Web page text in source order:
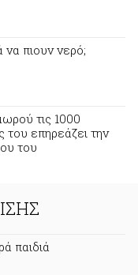
πιουν νερό;
τις 1000
επηρεάζει την
του
παιδιά